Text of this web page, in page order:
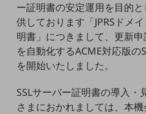
ネットワーク・モバイル
クラウド・データセンター
電話・映像コミュニケーション
ー証明書の安定運用を目的
供しております「JPRSドメ
明書」につきまして、更新
を自動化するACME対応版の
を開始いたしました。
SSLサーバー証明書の導入・
さまにおかれましては、本